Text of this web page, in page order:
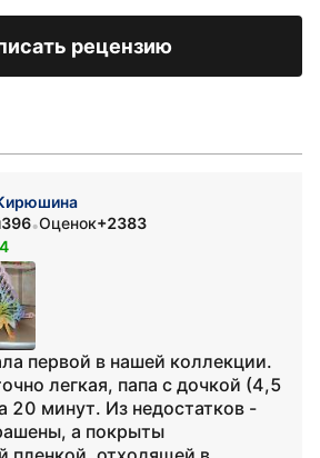
рецензию
396•Оценок+2383
первой в нашей коллекции.
легкая, папа с дочкой (4,5
20 минут. Из недостатков -
а покрыты